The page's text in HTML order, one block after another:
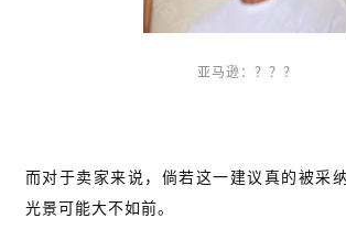
亚马逊：？？？
而对于卖家来说，倘若这一建议真的被采
光景可能大不如前。